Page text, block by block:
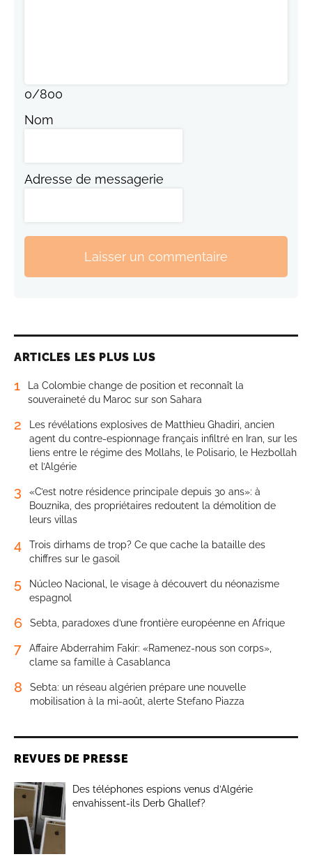
0/800
Nom
Adresse de messagerie
Laisser un commentaire
ARTICLES LES PLUS LUS
1
La Colombie change de position et reconnaît la
souveraineté du Maroc sur son Sahara
2
Les révélations explosives de Matthieu Ghadiri, ancien
agent du contre-espionnage français infiltré en Iran, sur les
liens entre le régime des Mollahs, le Polisario, le Hezbollah
et l’Algérie
3
«C’est notre résidence principale depuis 30 ans»: à
Bouznika, des propriétaires redoutent la démolition de
leurs villas
4
Trois dirhams de trop? Ce que cache la bataille des
chiffres sur le gasoil
5
Núcleo Nacional, le visage à découvert du néonazisme
espagnol
6 Sebta, paradoxes d’une frontière européenne en Afrique
7
Affaire Abderrahim Fakir: «Ramenez-nous son corps»,
clame sa famille à Casablanca
8
Sebta: un réseau algérien prépare une nouvelle
mobilisation à la mi-août, alerte Stefano Piazza
REVUES DE PRESSE
Des téléphones espions venus d’Algérie
envahissent-ils Derb Ghallef?